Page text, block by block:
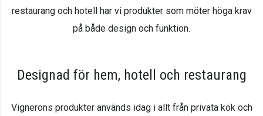
restaurang och hotell har vi produkter som möter höga krav
på både design och funktion.
Designad för hem, hotell och restaurang
Vignerons produkter används idag i allt från privata kök och